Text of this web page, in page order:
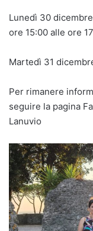
Lunedì 30
ore 15:00 alle ore
Martedì 31
Per rimanere
seguire la pagina
Lanuvio